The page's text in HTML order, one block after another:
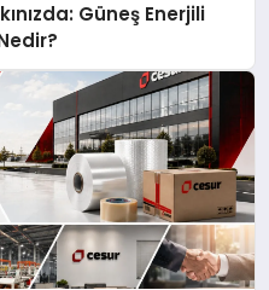
Güneş Enerjili